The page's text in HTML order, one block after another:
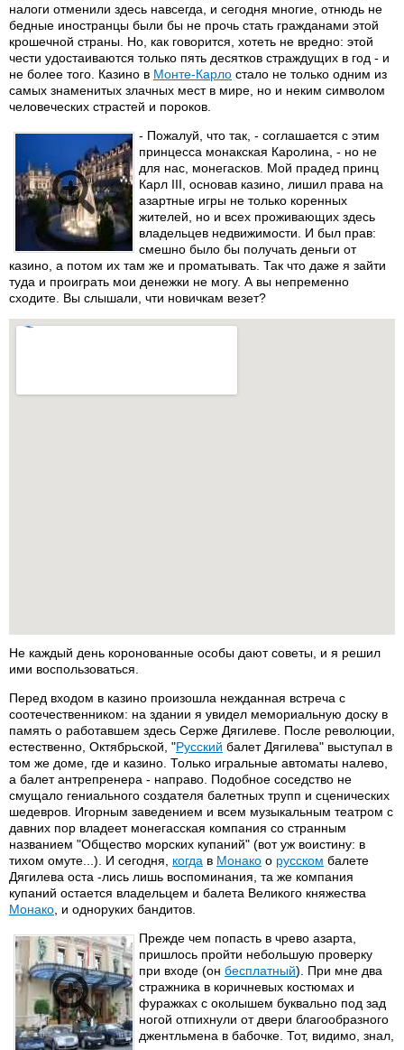
налоги отменили здесь навсегда, и сегодня многие, отнюдь не
бедные иностранцы были бы не прочь стать гражданами этой
крошечной cтраны. Но, как говорится, хотеть не вредно: этой
чести удостаиваются только пять десятков страждущих в год - и
не более того. Казино в Монте-Карло стало не только одним из
самых знаменитых злачных мест в мире, но и неким символом
человеческих страстей и пороков.
- Пожалуй, что так, - соглашается с этим
принцесса монакская Каролина, - но не
для нас, монегасков. Мой прадед принц
Карл III, основав казино, лишил права на
азартные игры не только коренных
жителей, но и всех проживающих здесь
владельцев недвижимости. И был прав:
смешно было бы получать деньги от
казино, а потом их там же и проматывать. Так что даже я зайти
туда и проиграть мои денежки не могу. А вы непременно
сходите. Вы слышали, чти новичкам везет?
Не каждый день коронованные особы дают советы, и я решил
ими воспользоваться.
Перед входом в казино произошла нежданная встреча с
соотечественником: на здании я увидел мемориальную доску в
память о работавшем здесь Серже Дягилеве. После революции,
естественно, Октябрьской, "Русский балет Дягилева" выступал в
том же доме, где и казино. Только игральные автоматы налево,
а балет антрепренера - направо. Подобное соседство не
смущало гениального создателя балетных трупп и сценических
шедевров. Игорным заведением и всем музыкальным театром с
давних пор владеет монегасская компания со странным
названием "Общество морских купаний" (вот уж воистину: в
тихом омуте...). И сегодня, когда в Монако о русском балете
Дягилева оста -лись лишь воспоминания, та же компания
купаний остается владельцем и балета Великого княжества
Монако, и одноруких бандитов.
Прежде чем попасть в чрево азарта,
пришлось пройти небольшую проверку
при входе (он бесплатный). При мне два
стражника в коричневых костюмах и
фуражках с околышем буквально под зад
ногой отпихнули от двери благообразного
джентльмена в бабочке. Тот, видимо, знал,